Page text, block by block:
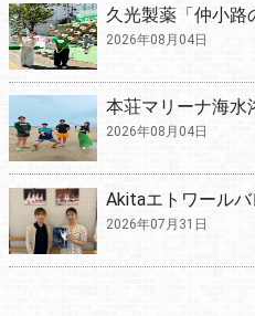
久光製薬「仲小
2026年08月04日
本荘マリーナ海水
2026年08月04日
Akitaエトワール
2026年07月31日